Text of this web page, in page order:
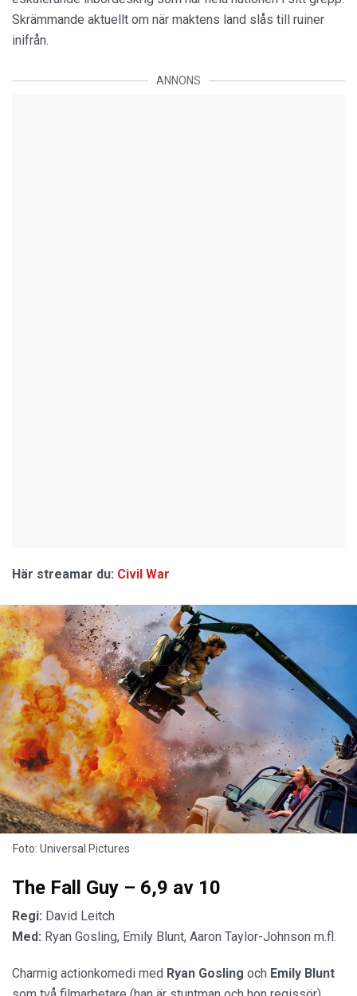
Skrämmande aktuellt om när maktens land slås till ruiner
inifrån.
ANNONS
Här streamar du: Civil War
Foto: Universal Pictures
The Fall Guy – 6,9 av 10
Regi: David Leitch
Med: Ryan Gosling, Emily Blunt, Aaron Taylor-Johnson m.fl.
Charmig actionkomedi med Ryan Gosling och Emily Blunt